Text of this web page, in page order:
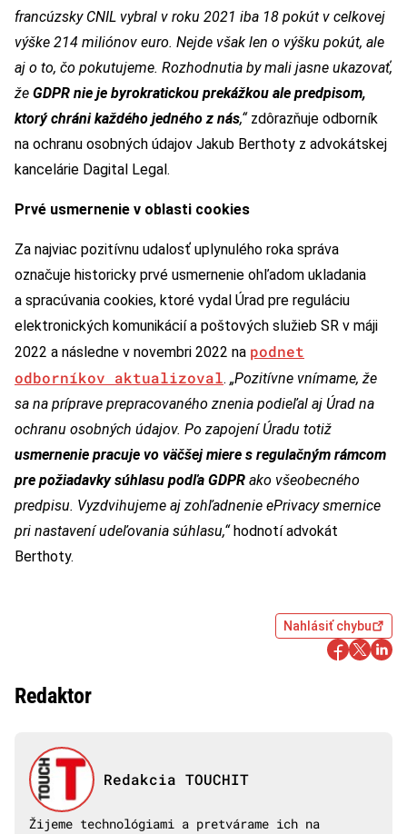
francúzsky CNIL vybral v roku 2021 iba 18 pokút v celkovej
výške 214 miliónov euro. Nejde však len o výšku pokút, ale
aj o to, čo pokutujeme. Rozhodnutia by mali jasne ukazovať,
že GDPR nie je byrokratickou prekážkou ale predpisom,
ktorý chráni každého jedného z nás,“ zdôrazňuje odborník
na ochranu osobných údajov Jakub Berthoty z advokátskej
kancelárie Dagital Legal.
Prvé usmernenie v oblasti cookies
Za najviac pozitívnu udalosť uplynulého roka správa
označuje historicky prvé usmernenie ohľadom ukladania
a spracúvania cookies, ktoré vydal Úrad pre reguláciu
elektronických komunikácií a poštových služieb SR v máji
2022 a následne v novembri 2022 na podnet
odborníkov aktualizoval. „Pozitívne vnímame, že
sa na príprave prepracovaného znenia podieľal aj Úrad na
ochranu osobných údajov. Po zapojení Úradu totiž
usmernenie pracuje vo väčšej miere s regulačným rámcom
pre požiadavky súhlasu podľa GDPR ako všeobecného
predpisu. Vyzdvihujeme aj zohľadnenie ePrivacy smernice
pri nastavení udeľovania súhlasu,“hodnotí advokát
Berthoty.
Nahlásiť chybu
Redaktor
Redakcia TOUCHIT
Žijeme technológiami a pretvárame ich na